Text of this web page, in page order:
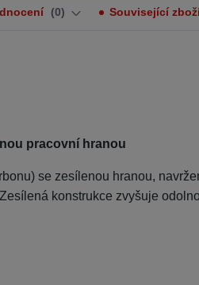
0 Související
pracovní hranou
se zesílenou hranou,
konstrukce zvyšuje